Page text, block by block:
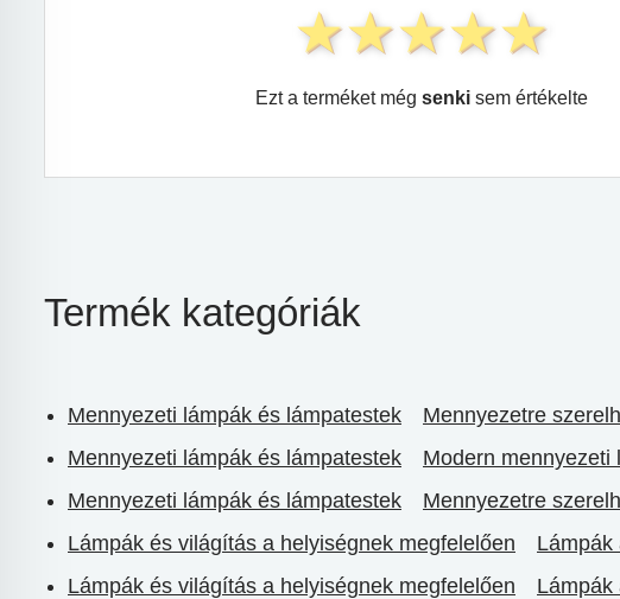
Ezt a terméket még senkisem értékelte
Termék kategóriák
Mennyezeti lámpák és lámpatestek
Mennyezetre
Mennyezeti lámpák és lámpatestek
Modern mennyezeti
Mennyezeti lámpák és lámpatestek
Mennyezetre
Lámpák és világítás a helyiségnek megfelelően
Lámpák
Lámpák és világítás a helyiségnek megfelelően
Lámpák